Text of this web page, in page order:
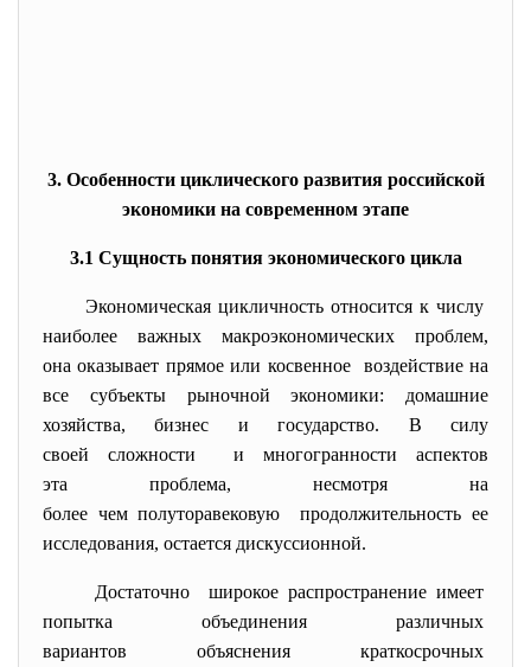
3. Особенности циклического развития российской
экономики на современном этапе
3.1 Сущность понятия экономического цикла
Экономическая цикличность относится к числу
наиболее важных макроэкономических проблем,
она оказывает прямое или косвенное воздействие на
все субъекты рыночной экономики: домашние
хозяйства, бизнес и государство. В силу
своей сложности и многогранности аспектов
эта проблема, несмотря на
более чем полуторавековую продолжительность ее
исследования, остается дискуссионной.
Достаточно широкое распространение имеет
попытка объединения различных
вариантов объяснения краткосрочных